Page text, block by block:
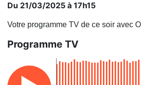
Du 21/03/2025 à 17h15
Votre programme TV de ce soir avec
Programme TV